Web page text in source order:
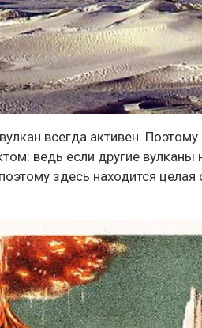
всегда активен.
ведь если другие
здесь находится